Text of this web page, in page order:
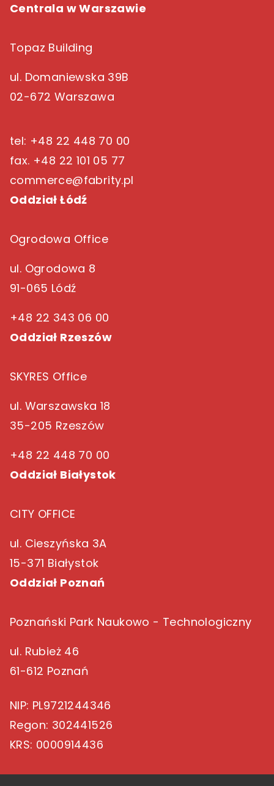
Centrala w Warszawie
Topaz Building
ul. Domaniewska 39B
02-672 Warszawa
tel: +48 22 448 70 00
fax. +48 22 101 05 77
commerce@fabrity.pl
Oddział Łódź
Ogrodowa Office
ul. Ogrodowa 8
91-065 Lódź
+48 22 343 06 00
Oddział Rzeszów
SKYRES Office
ul. Warszawska 18
35-205 Rzeszów
+48 22 448 70 00
Oddział Białystok
CITY OFFICE
ul. Cieszyńska 3A
15-371 Białystok
Oddział Poznań
Poznański Park Naukowo - Technologiczny
ul. Rubież 46
61-612 Poznań
NIP: PL9721244346
Regon: 302441526
KRS: 0000914436